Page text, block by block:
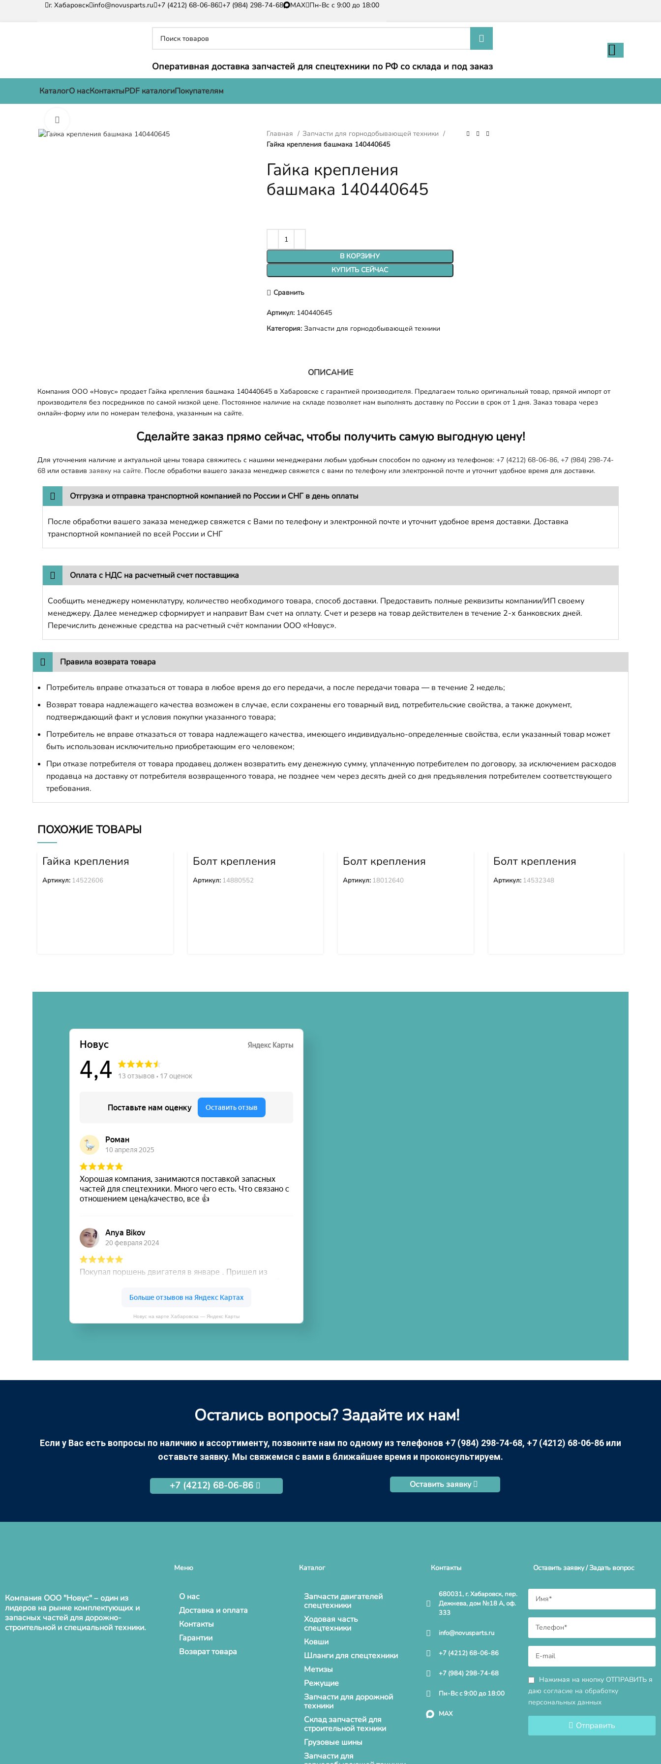
г. Хабаровск info@novusparts.ru +7 (4212) 68-06-86 +7 (984) 298-74-68 MAX Пн-Вс с 9:00 до 18:00
Оперативная доставка запчастей для спецтехники по РФ со склада и под заказ
КаталогО насКонтактыPDF каталогиПокупателям
Главная
Запчасти для горнодобывающей техники
Гайка крепления башмака 140440645
Гайка крепления
башмака 140440645
В КОРЗИНУ
КУПИТЬ СЕЙЧАС
Сравнить
Артикул: 140440645
Категория: Запчасти для горнодобывающей техники
ОПИСАНИЕ
Компания ООО «Новус» продает Гайка крепления башмака 140440645 в Хабаровске с гарантией производителя. Предлагаем только оригинальный товар, прямой импорт от
производителя без посредников по самой низкой цене. Постоянное наличие на складе позволяет нам выполнять доставку по России в срок от 1 дня. Заказ товара через
онлайн-форму или по номерам телефона, указанным на сайте.
Сделайте заказ прямо сейчас, чтобы получить самую выгодную цену!
Для уточнения наличие и актуальной цены товара свяжитесь с нашими менеджерами любым удобным способом по одному из телефонов: +7 (4212) 68-06-86, +7 (984) 298-74-
68 или оставив заявку на сайте. После обработки вашего заказа менеджер свяжется с вами по телефону или электронной почте и уточнит удобное время для доставки.
Отгрузка и отправка транспортной компанией по России и СНГ в день оплаты
После обработки вашего заказа менеджер свяжется с Вами по телефону и электронной почте и уточнит удобное время доставки. Доставка
транспортной компанией по всей России и СНГ
Оплата с НДС на расчетный счет поставщика
Сообщить менеджеру номенклатуру, количество необходимого товара, способ доставки. Предоставить полные реквизиты компании/ИП своему
менеджеру. Далее менеджер сформирует и направит Вам счет на оплату. Счет и резерв на товар действителен в течение 2-х банковских дней.
Перечислить денежные средства на расчетный счёт компании ООО «Новус».
Правила возврата товара
Потребитель вправе отказаться от товара в любое время до его передачи, а после передачи товара — в течение 2 недель;
Возврат товара надлежащего качества возможен в случае, если сохранены его товарный вид, потребительские свойства, а также документ,
подтверждающий факт и условия покупки указанного товара;
Потребитель не вправе отказаться от товара надлежащего качества, имеющего индивидуально-определенные свойства, если указанный товар может
быть использован исключительно приобретающим его человеком;
При отказе потребителя от товара продавец должен возвратить ему денежную сумму, уплаченную потребителем по договору, за исключением расходов
продавца на доставку от потребителя возвращенного товара, не позднее чем через десять дней со дня предъявления потребителем соответствующего
требования.
ПОХОЖИЕ ТОВАРЫ
Гайка крепления
башмака 14522606
Артикул: 14522606
Болт крепления
башмака 14880552
Артикул: 14880552
Болт крепления
башмака 18012640
Артикул: 18012640
Болт крепления
башмака 14532348
Артикул: 14532348
Новус на карте Хабаровска — Яндекс Карты
Остались вопросы? Задайте их нам!
Если у Вас есть вопросы по наличию и ассортименту, позвоните нам по одному из телефонов +7 (984) 298-74-68, +7 (4212) 68-06-86 или
оставьте заявку. Мы свяжемся с вами в ближайшее время и проконсультируем.
+7 (4212) 68-06-86 Оставить заявку
Компания ООО "Новус" – один из
лидеров на рынке комплектующих и
запасных частей для дорожно-
строительной и специальной техники.
Меню
О нас
Доставка и оплата
Контакты
Гарантии
Возврат товара
Каталог
Запчасти двигателей
спецтехники
Ходовая часть
спецтехники
Ковши
Шланги для спецтехники
Метизы
Режущие
Запчасти для дорожной
техники
Склад запчастей для
строительной техники
Грузовые шины
Запчасти для
Контакты
680031, г. Хабаровск, пер.
Дежнева, дом №18 А, оф.
333
info@novusparts.ru
+7 (4212) 68-06-86
+7 (984) 298-74-68
Пн-Вс с 9:00 до 18:00
MAX
Оставить заявку / Задать вопрос
Нажимая на кнопку ОТПРАВИТЬ я
даю согласие на обработку
персональных данных
Отправить